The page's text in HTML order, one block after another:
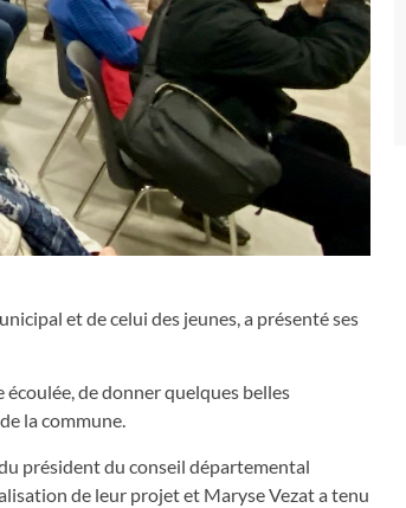
et de celui des jeunes, a présenté ses
de donner quelques belles
la commune.
président du conseil départemental
de leur projet et Maryse Vezat a tenu